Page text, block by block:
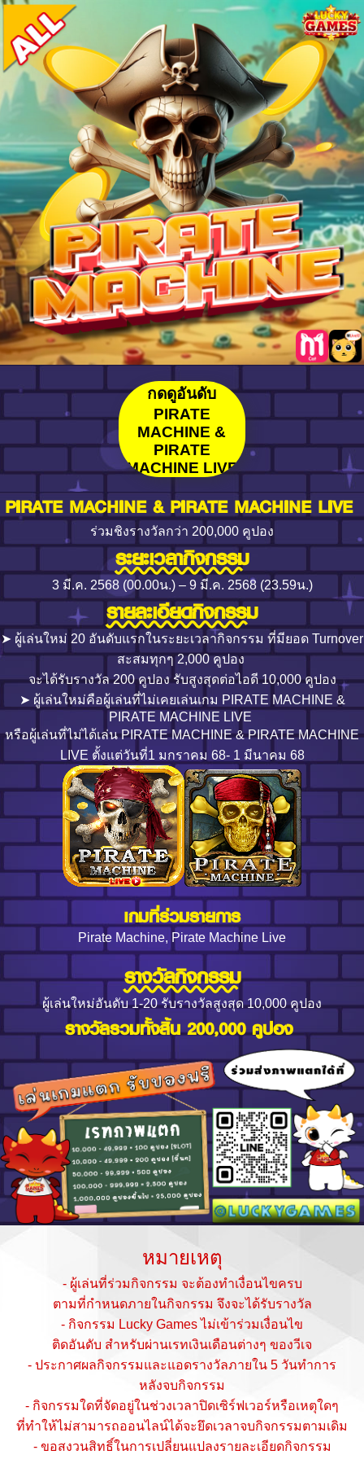
กดดูอันดับ
PIRATE
MACHINE &
PIRATE
MACHINE LIVE
PIRATE MACHINE & PIRATE MACHINE LIVE
ร่วมชิงรางวัลกว่า 200,000 คูปอง
ระยะเวลากิจกรรม
3 มี.ค. 2568 (00.00น.) – 9 มี.ค. 2568 (23.59น.)
รายละเอียดกิจกรรม
➤ ผู้เล่นใหม่ 20 อันดับแรกในระยะเวลากิจกรรม ที่มียอด Turnover
สะสมทุกๆ 2,000 คูปอง
จะได้รับรางวัล 200 คูปอง รับสูงสุดต่อไอดี 10,000 คูปอง
➤ ผู้เล่นใหม่คือผู้เล่นที่ไม่เคยเล่นเกม PIRATE MACHINE &
PIRATE MACHINE LIVE
หรือผู้เล่นที่ไม่ได้เล่น PIRATE MACHINE & PIRATE MACHINE
LIVE ตั้งแต่วันที่1 มกราคม 68- 1 มีนาคม 68
เกมที่ร่วมรายการ
Pirate Machine, Pirate Machine Live
รางวัลกิจกรรม
ผู้เล่นใหม่อันดับ 1-20 รับรางวัลสูงสุด 10,000 คูปอง
รางวัลรวมทั้งสิ้น 200,000 คูปอง
หมายเหตุ
- ผู้เล่นที่ร่วมกิจกรรม จะต้องทำเงื่อนไขครบ
ตามที่กำหนดภายในกิจกรรม จึงจะได้รับรางวัล
- กิจกรรม Lucky Games ไม่เข้าร่วมเงื่อนไข
ติดอันดับ สำหรับผ่านเรทเงินเดือนต่างๆ ของวีเจ
- ประกาศผลกิจกรรมและแอดรางวัลภายใน 5 วันทำการ
หลังจบกิจกรรม
- กิจกรรมใดที่จัดอยู่ในช่วงเวลาปิดเซิร์ฟเวอร์หรือเหตุใดๆ
ที่ทำให้ไม่สามารถออนไลน์ได้จะยึดเวลาจบกิจกรรมตามเดิม
- ขอสงวนสิทธิ์ในการเปลี่ยนแปลงรายละเอียดกิจกรรม